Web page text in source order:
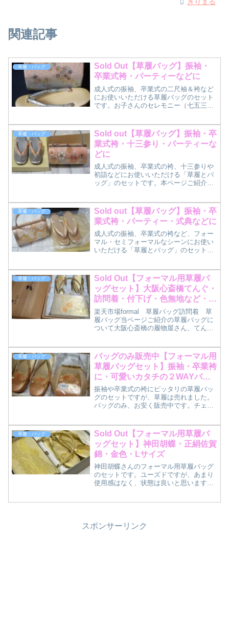
きりまる
関連記事
草履・バッグ
Sold Out【草履バッグ】振袖・
卒業式袴・パーティーなどに
成人式の振袖、卒業式の二尺袖＆袴など
にお使いいただける草履バッグのセット
です。お子さんのセレモニー（七五三や
ジご紹介の草履バッグセットについて写
真館勤務の友人に譲っても...
草履・バッグ
Sold out【草履バッグ】振袖・卒
業式袴・十三参り・パーティーな
どに
成人式の振袖、卒業式の袴、十三参りや
初詣などにお使いいただける「草履とバ
ッグ」のセットです。本ページご紹介の
す。振袖用の草履バッグですが、姪が小
５の時と小６の時の正月（初...
草履・バッグ
Sold out【草履バッグ】振袖・卒
業式袴・パーティー・式典などに
成人式の振袖、卒業式の袴など、フォー
マル・セミフォーマルなシーンにお使い
いただける「草履とバッグ」のセットで
五三や入学式などに付き添い）でもお使
いいただけそうなデザイン...
草履・バッグ
Sold Out【フォーマル用草履バ
ッグセット】大阪心斎橋てんぐ・
訪問着・付下げ・色無地など・正
絹・美品
楽天市場formal 草履バッグ訪問着 草
履バッグ当ページご紹介の草履バッグに
ついて大阪心斎橋の履物屋さん、てんぐ
るお店でした。 良いお品と思います。
ユーズドですが、あ...
草履・バッグ
バッグのみ販売中【フォーマル用
草履バッグセット】振袖・卒業袴
に・可愛いカタチの２WAYバッ
グ
振袖や卒業式の袴にピッタリの草履バッ
グのセットですが、草履は売れました。
バッグのみ、お安く販売中です。チェー
ご紹介の草履バッグについて「手さげ兼
用型かかえ」と書かれた...
草履・バッグ
Sold Out【フォーマル用草履バ
ッグセット】神田胡蝶・正絹佐賀
錦・金色・Lサイズ
神田胡蝶さんのフォーマル用草履バッグ
のセットです。ユーズドですが、あまり
使用感はなく、状態は良いと思います。
スポンサーリンク